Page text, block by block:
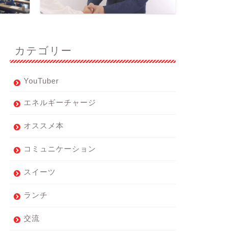
カテゴリー
YouTuber
エネルギーチャージ
オススメ本
コミュニケーション
スイーツ
ランチ
交流